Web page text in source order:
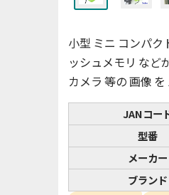
小型 ミニ コンパク
ッシュメモリ など
カメラ 等の 画像
JANコー
型番
メーカー
ブランド